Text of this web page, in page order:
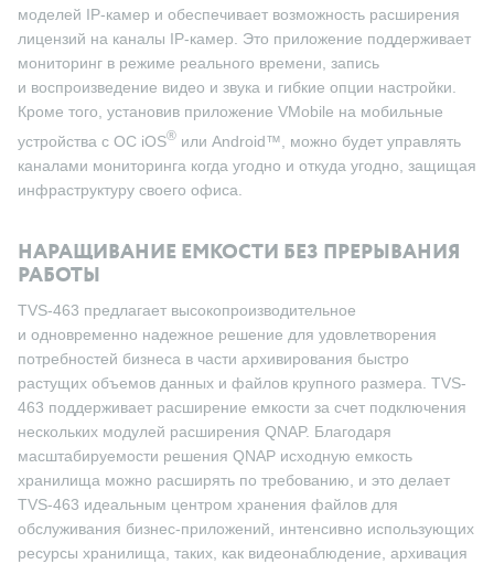
моделей IP-камер и обеспечивает возможность расширения
лицензий на каналы IP-камер. Это приложение поддерживает
мониторинг в режиме реального времени, запись
и воспроизведение видео и звука и гибкие опции настройки.
Кроме того, установив приложение VMobile на мобильные
устройства с ОС iOS® или Android™, можно будет управлять
каналами мониторинга когда угодно и откуда угодно, защищая
инфраструктуру своего офиса.
НАРАЩИВАНИЕ ЕМКОСТИ БЕЗ ПРЕРЫВАНИЯ
РАБОТЫ
TVS-463 предлагает высокопроизводительное
и одновременно надежное решение для удовлетворения
потребностей бизнеса в части архивирования быстро
растущих объемов данных и файлов крупного размера. TVS-
463 поддерживает расширение емкости за счет подключения
нескольких модулей расширения QNAP. Благодаря
масштабируемости решения QNAP исходную емкость
хранилища можно расширять по требованию, и это делает
TVS-463 идеальным центром хранения файлов для
обслуживания бизнес-приложений, интенсивно использующих
ресурсы хранилища, таких, как видеонаблюдение, архивация